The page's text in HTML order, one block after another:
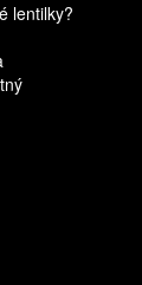
lentilky?